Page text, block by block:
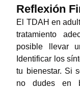
Reflexión
El TDAH en
tratamiento
posible llevar
Identificar los
tu bienestar. Si
no dudes en